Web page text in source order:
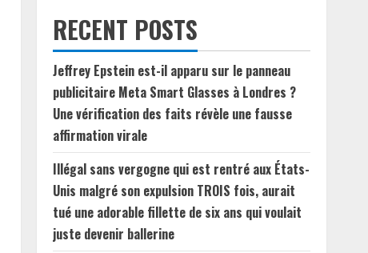
RECENT POSTS
Jeffrey Epstein est-il apparu sur le panneau
publicitaire Meta Smart Glasses à Londres ?
Une vérification des faits révèle une fausse
affirmation virale
Illégal sans vergogne qui est rentré aux États-
Unis malgré son expulsion TROIS fois, aurait
tué une adorable fillette de six ans qui voulait
juste devenir ballerine